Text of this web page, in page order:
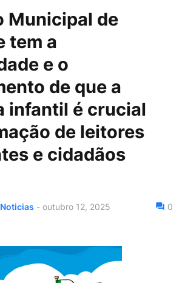
Municipal de
tem a
e o
de que a
infantil é crucial
de leitores
e cidadãos
- outubro 12, 2025 0